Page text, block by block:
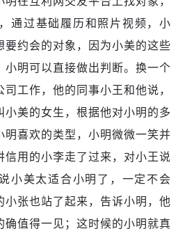
通过基础履历和照片视频，小
要约会的对象，因为小美的这些
小明可以直接做出判断。换一个
工作，他的同事小王和他说，
小美的女生，根据他对小明的多
明喜欢的类型，小明微微一笑并
信用的小李走了过来，对小王说
小美太适合小明了，一定不会
小张也站了起来，告诉小明，他
确值得一见；这时候的小明就真